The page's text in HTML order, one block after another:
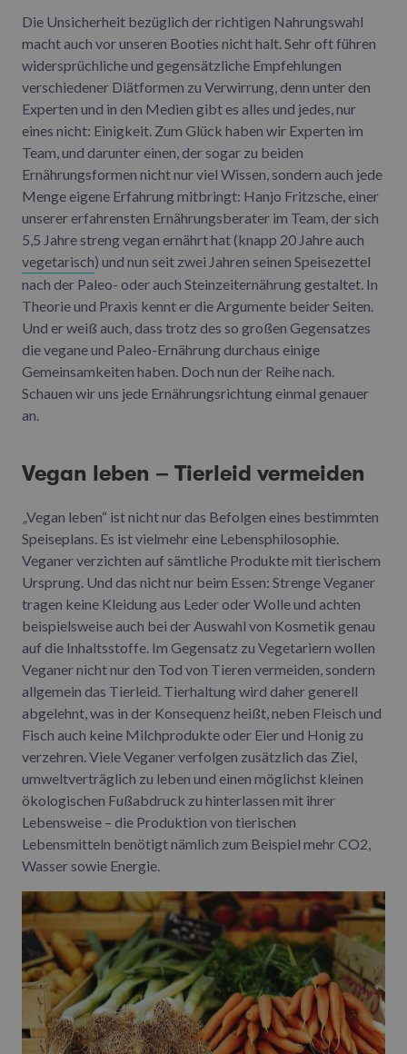
Die Unsicherheit bezüglich der richtigen Nahrungswahl
macht auch vor unseren Booties nicht halt. Sehr oft führen
widersprüchliche und gegensätzliche Empfehlungen
verschiedener Diätformen zu Verwirrung, denn unter den
Experten und in den Medien gibt es alles und jedes, nur
eines nicht: Einigkeit. Zum Glück haben wir Experten im
Team, und darunter einen, der sogar zu beiden
Ernährungsformen nicht nur viel Wissen, sondern auch jede
Menge eigene Erfahrung mitbringt: Hanjo Fritzsche, einer
unserer erfahrensten Ernährungsberater im Team, der sich
5,5 Jahre streng vegan ernährt hat (knapp 20 Jahre auch
vegetarisch) und nun seit zwei Jahren seinen Speisezettel
nach der Paleo- oder auch Steinzeiternährung gestaltet. In
Theorie und Praxis kennt er die Argumente beider Seiten.
Und er weiß auch, dass trotz des so großen Gegensatzes
die vegane und Paleo-Ernährung durchaus einige
Gemeinsamkeiten haben. Doch nun der Reihe nach.
Schauen wir uns jede Ernährungsrichtung einmal genauer
an.
Vegan leben – Tierleid vermeiden
„Vegan leben“ ist nicht nur das Befolgen eines bestimmten
Speiseplans. Es ist vielmehr eine Lebensphilosophie.
Veganer verzichten auf sämtliche Produkte mit tierischem
Ursprung. Und das nicht nur beim Essen: Strenge Veganer
tragen keine Kleidung aus Leder oder Wolle und achten
beispielsweise auch bei der Auswahl von Kosmetik genau
auf die Inhaltsstoffe. Im Gegensatz zu Vegetariern wollen
Veganer nicht nur den Tod von Tieren vermeiden, sondern
allgemein das Tierleid. Tierhaltung wird daher generell
abgelehnt, was in der Konsequenz heißt, neben Fleisch und
Fisch auch keine Milchprodukte oder Eier und Honig zu
verzehren. Viele Veganer verfolgen zusätzlich das Ziel,
umweltverträglich zu leben und einen möglichst kleinen
ökologischen Fußabdruck zu hinterlassen mit ihrer
Lebensweise – die Produktion von tierischen
Lebensmitteln benötigt nämlich zum Beispiel mehr CO2,
Wasser sowie Energie.